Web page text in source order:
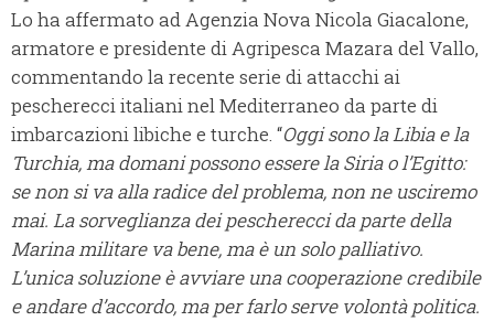
Lo ha affermato ad Agenzia Nova Nicola Giacalone,
armatore e presidente di Agripesca Mazara del Vallo,
commentando la recente serie di attacchi ai
pescherecci italiani nel Mediterraneo da parte di
imbarcazioni libiche e turche. “Oggi sono la Libia e la
Turchia, ma domani possono essere la Siria o l’Egitto:
se non si va alla radice del problema, non ne usciremo
mai. La sorveglianza dei pescherecci da parte della
Marina militare va bene, ma è un solo palliativo.
L’unica soluzione è avviare una cooperazione credibile
e andare d’accordo, ma per farlo serve volontà politica.